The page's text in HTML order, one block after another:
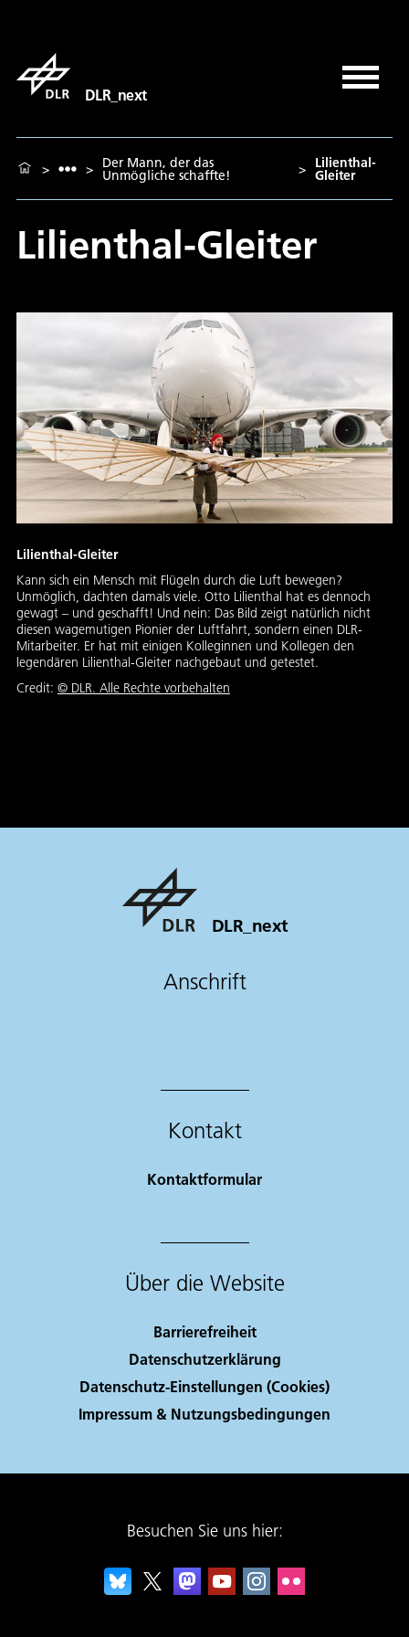
DLR_next
> > Der Mann, der das
Unmögliche schaffte! > Lilienthal-
Gleiter
Lilienthal-Gleiter
Lilienthal-Gleiter
Kann sich ein Mensch mit Flügeln durch die Luft bewegen?
Unmöglich, dachten damals viele. Otto Lilienthal hat es dennoch
gewagt – und geschafft! Und nein: Das Bild zeigt natürlich nicht
diesen wagemutigen Pionier der Luftfahrt, sondern einen DLR-
Mitarbeiter. Er hat mit einigen Kolleginnen und Kollegen den
legendären Lilienthal-Gleiter nachgebaut und getestet.
Credit: © DLR. Alle Rechte vorbehalten
DLR_next
Anschrift
Kontakt
Kontaktformular
Über die Website
Barrierefreiheit
Datenschutzerklärung
Datenschutz-Einstellungen (Cookies)
Impressum & Nutzungsbedingungen
Besuchen Sie uns hier: